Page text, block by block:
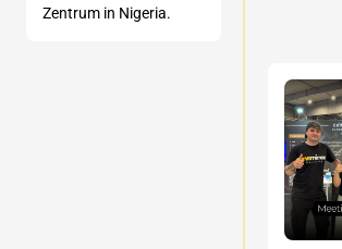
Zentrum in Nigeria.